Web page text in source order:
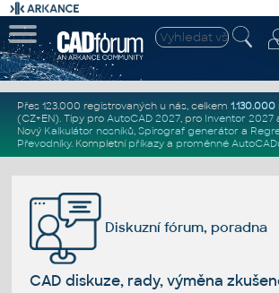
Přes 123.000 registrovaných u nás, celkem 1.130.000
(CZ+EN). Tipy pro AutoCAD 2027, pro Inventor 2027
Nový Kalkulátor nosníků, Spirograf generátor a
Převodníky. Kompletní příkazya proměnné
Diskuzní fórum, poradna
CAD diskuze, rady, výměna